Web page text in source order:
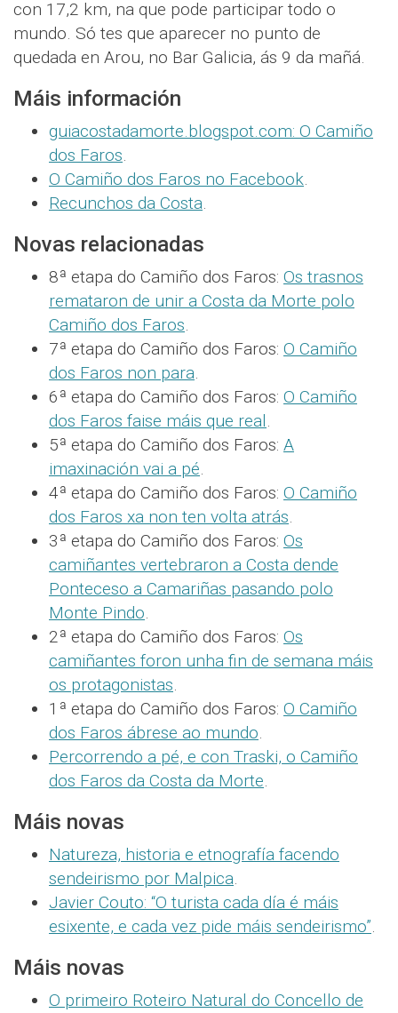
con 17,2 km, na que pode participar todo o
mundo. Só tes que aparecer no punto de
quedada en Arou, no Bar Galicia, ás 9 da mañá.
Máis información
guiacostadamorte.blogspot.com: O Camiño
dos Faros.
O Camiño dos Faros no Facebook.
Recunchos da Costa.
Novas relacionadas
8ª etapa do Camiño dos Faros: Os trasnos
remataron de unir a Costa da Morte polo
Camiño dos Faros.
7ª etapa do Camiño dos Faros: O Camiño
dos Faros non para.
6ª etapa do Camiño dos Faros: O Camiño
dos Faros faise máis que real.
5ª etapa do Camiño dos Faros: A
imaxinación vai a pé.
4ª etapa do Camiño dos Faros: O Camiño
dos Faros xa non ten volta atrás.
3ª etapa do Camiño dos Faros: Os
camiñantes vertebraron a Costa dende
Ponteceso a Camariñas pasando polo
Monte Pindo.
2ª etapa do Camiño dos Faros: Os
camiñantes foron unha fin de semana máis
os protagonistas.
1ª etapa do Camiño dos Faros: O Camiño
dos Faros ábrese ao mundo.
Percorrendo a pé, e con Traski, o Camiño
dos Faros da Costa da Morte.
Máis novas
Natureza, historia e etnografía facendo
sendeirismo por Malpica.
Javier Couto: “O turista cada día é máis
esixente, e cada vez pide máis sendeirismo”.
Máis novas
O primeiro Roteiro Natural do Concello de